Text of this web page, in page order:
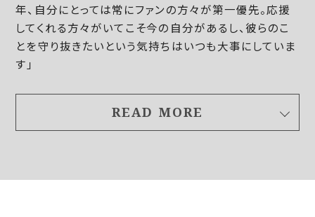
年、自分にとっては常にファンの方々が第一優先。応援
してくれる方々がいてこそ今の自分があるし、彼らのこ
とを守り抜きたいという気持ちはいつも大事にしていま
す」
まだ誰も見たことのない山田涼介を求め、前進を続け
「個人的にハマっているのは美容！ 寝る前に温かい
READ MORE